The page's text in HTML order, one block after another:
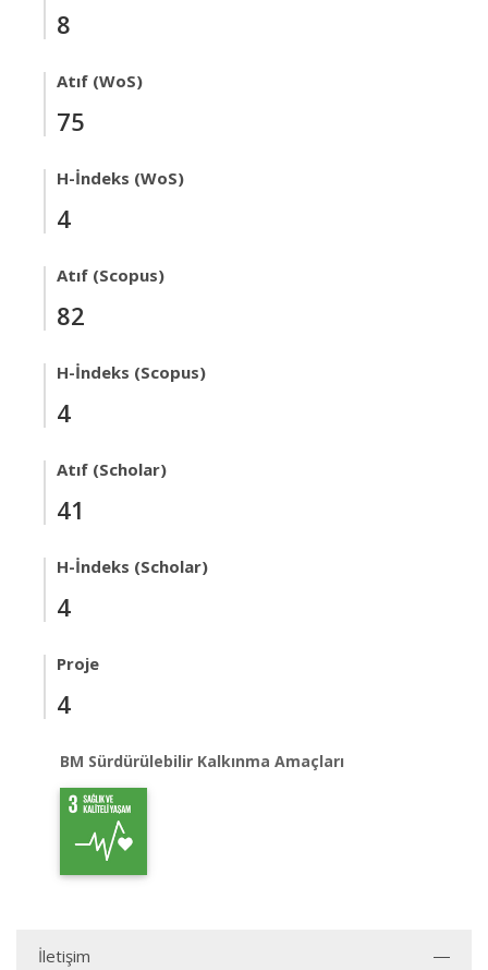
8
Atıf (WoS)
75
H-İndeks (WoS)
4
Atıf (Scopus)
82
H-İndeks (Scopus)
4
Atıf (Scholar)
41
H-İndeks (Scholar)
4
Proje
4
BM Sürdürülebilir Kalkınma Amaçları
İletişim